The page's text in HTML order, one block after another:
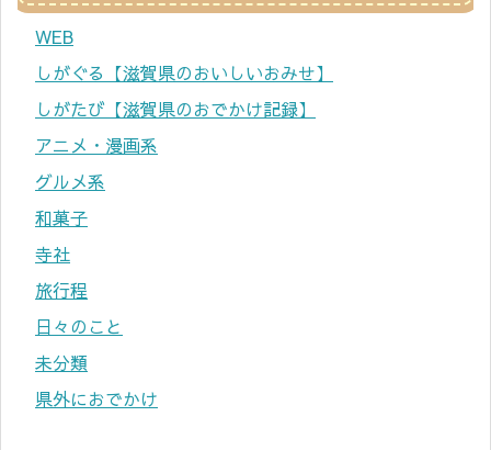
WEB
しがぐる【滋賀県のおいしいおみせ】
しがたび【滋賀県のおでかけ記録】
アニメ・漫画系
グルメ系
和菓子
寺社
旅行程
日々のこと
未分類
県外におでかけ